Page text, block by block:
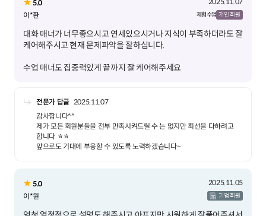
5.0
이*환
체험 수업 개인 회원
대화 매너가 너무좋으시고 연세있으시거나 지식이 부족하더라도 잘
수업 매너도 집중력있게 끝까지 잘 케어해주세요
전문가 답글 2025.11.07
감사합니다^^
제가 모든 회원분들을 전부 만족시켜드릴 수 는 없지만 최선을 다하려고
합니다 ㅎㅎ
앞으로도 기대에 부응할 수 있도록 노력하겠습니다~
5.0
2025.11.05
이*원
기업 회원